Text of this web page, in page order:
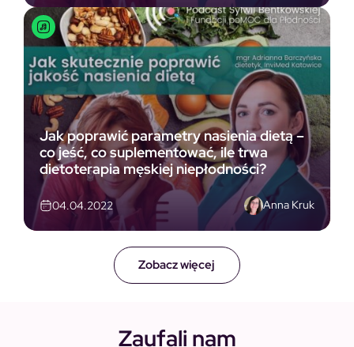
Zobacz więcej
Jak poprawić parametry nasienia dietą –
co jeść, co suplementować, ile trwa
dietoterapia męskiej niepłodności?
04.04.2022 Anna Kruk
Zaufali nam